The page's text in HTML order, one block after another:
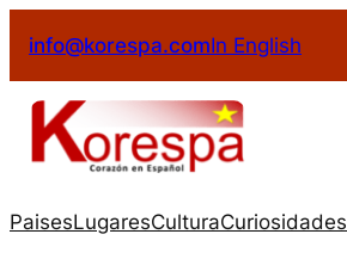
info@korespa.comIn English
PaisesLugaresCulturaCuriosidades